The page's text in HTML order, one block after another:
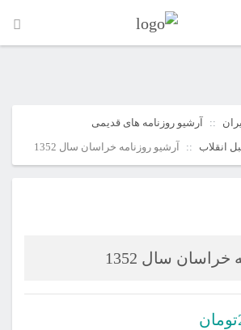
آرشیو روزنامه های قدیمی
انقلاب
آرشیو روزنامه خراسان سال 1352
سال 1352
تومان